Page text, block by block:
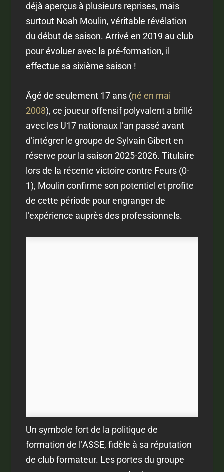
déjà aperçus à plusieurs reprises, mais
surtout Noah Moulin, véritable révélation
du début de saison. Arrivé en 2019 au club
pour évoluer avec la pré-formation, il
effectue sa sixième saison !
Âgé de seulement 17 ans (né en mai
2008), ce joueur offensif polyvalent a brillé
avec les U17 nationaux l’an passé avant
d’intégrer le groupe de Sylvain Gibert en
réserve pour la saison 2025-2026. Titulaire
lors de la récente victoire contre Feurs (0-
1), Moulin confirme son potentiel et profite
de cette période pour engranger de
l’expérience auprès des professionnels.
Un symbole fort de la politique de
formation de l’ASSE, fidèle à sa réputation
de club formateur. Les portes du groupe